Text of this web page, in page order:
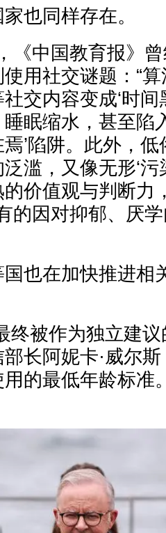
也同样存在。
《中国教育报》
用社交谜题：“
交内容变成‘时间
眠缩水，甚至陷
’陷阱。此外，
滥，又像无形‘污
价值观与判断力
的因对抑郁、厌
也在加快推进相
终被作为独立建
长阿妮卡·威尔
的最低年龄标准